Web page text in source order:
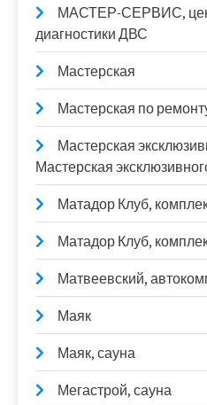
МАСТЕР-СЕРВИС,
диагностики ДВС
Мастерская
Мастерская по
Мастерская
Мастерская
Матадор Клуб,
Матадор Клуб,
Матвеевский,
Маяк
Маяк, сауна
Мегастрой, сауна